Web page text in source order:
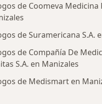
de Coomeva Medicina
de Suramericana S.A.
de Compañía De
S.A. en Manizales
de Medismart en